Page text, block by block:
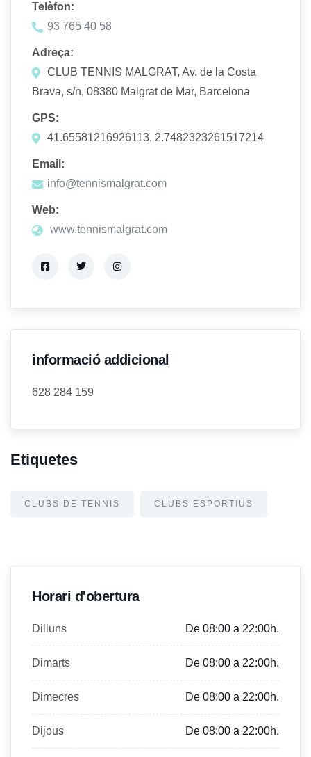
Telèfon:
93 765 40 58
Adreça:
CLUB TENNIS MALGRAT, Av. de la Costa
Brava, s/n, 08380 Malgrat de Mar, Barcelona
GPS:
41.65581216926113, 2.7482323261517214
Email:
info@tennismalgrat.com
Web:
www.tennismalgrat.com
informació addicional
628 284 159
Etiquetes
CLUBS DE TENNIS CLUBS ESPORTIUS
Horari d'obertura
Dilluns De 08:00 a 22:00h.
Dimarts De 08:00 a 22:00h.
Dimecres De 08:00 a 22:00h.
Dijous De 08:00 a 22:00h.